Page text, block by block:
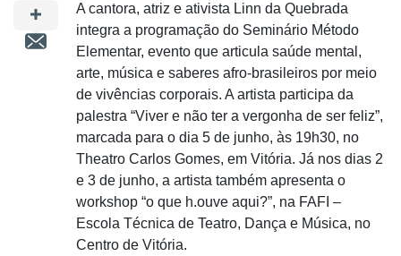
A cantora, atriz e ativista Linn da Quebrada
integra a programação do Seminário Método
Elementar, evento que articula saúde mental,
arte, música e saberes afro-brasileiros por meio
de vivências corporais. A artista participa da
palestra “Viver e não ter a vergonha de ser feliz”,
marcada para o dia 5 de junho, às 19h30, no
Theatro Carlos Gomes, em Vitória. Já nos dias 2
e 3 de junho, a artista também apresenta o
workshop “o que h.ouve aqui?”, na FAFI –
Escola Técnica de Teatro, Dança e Música, no
Centro de Vitória.